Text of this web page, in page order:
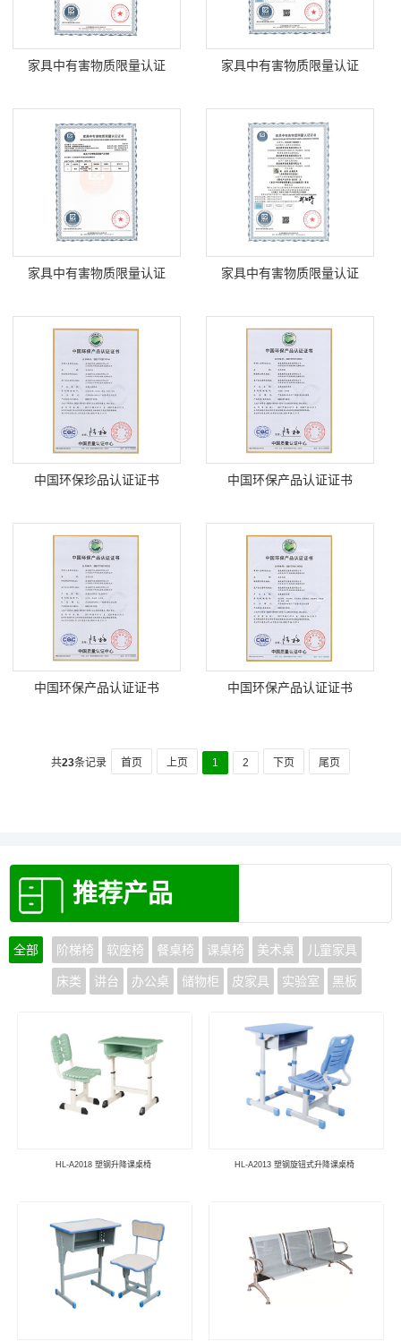
家具中有害物质限量认证 家具中有害物质限量认证
家具中有害物质限量认证 家具中有害物质限量认证
中国环保珍品认证证书 中国环保产品认证证书
中国环保产品认证证书 中国环保产品认证证书
共23条记录 首页 上页 1 2 下页 尾页
推荐产品
全部 阶梯椅 软座椅 餐桌椅 课桌椅 美术桌 儿童家具
床类 讲台 办公桌 储物柜 皮家具 实验室 黑板
HL-A2018 塑钢升降课桌椅 HL-A2013 塑钢旋钮式升降课桌椅